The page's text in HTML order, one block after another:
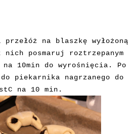
na blaszkę wyłożoną
nich posmaruj roztrzepanym
10min do wyrośnięcia. Po
piekarnika nagrzanego do
na 10 min.